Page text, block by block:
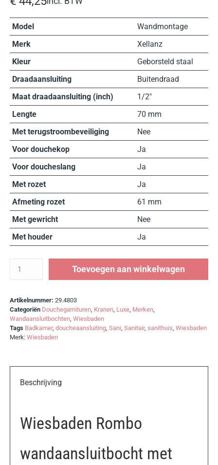
Model
Wandmontage
Merk
Xellanz
Kleur
Geborsteld staal
Draadaansluiting
Buitendraad
Maat draadaansluiting (inch)
1/2″
Lengte
70 mm
Met terugstroombeveiliging
Nee
Voor douchekop
Ja
Voor doucheslang
Ja
Met rozet
Ja
Afmeting rozet
61 mm
Met gewricht
Nee
Met houder
Ja
Toevoegen aan winkelwagen
Artikelnummer: 29.4803
Categoriën Douchegarnituren Kranen Luxe Merken
Wandaansluitbochten Wiesbaden
Tags Badkamer, doucheaansluiting Sani Sanitair, sanithuis Wiesbaden
Merk: Wiesbaden
Beschrijving
Wiesbaden Rombo
wandaansluitbocht met